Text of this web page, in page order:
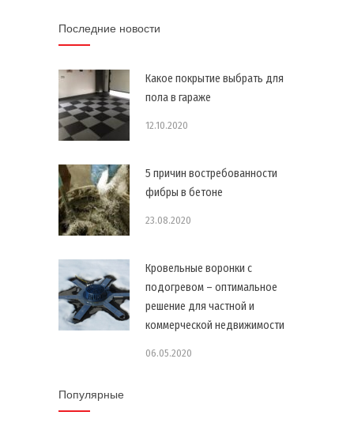
Последние новости
Какое покрытие выбрать для
пола в гараже
12.10.2020
5 причин востребованности
фибры в бетоне
23.08.2020
Кровельные воронки с
подогревом – оптимальное
решение для частной и
коммерческой недвижимости
06.05.2020
Популярные